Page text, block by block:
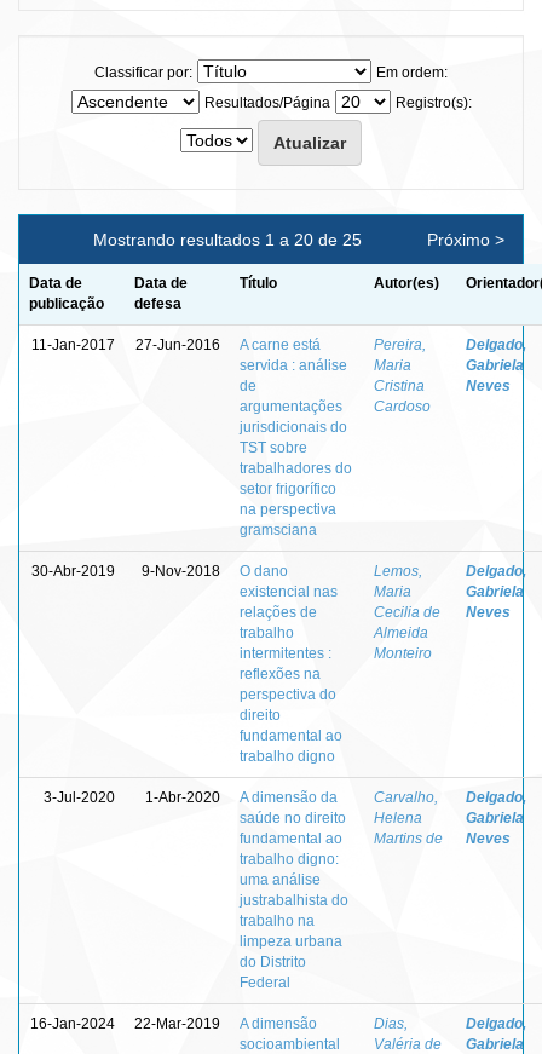
Classificar por:
Em ordem:
Resultados/Página
Registro(s):
Mostrando resultados 1 a 20 de 25 Próximo >
Data de
publicação
Data de
defesa
Título Autor(es)
11-Jan-2017 27-Jun-2016
A carne está
servida : análise
de
argumentações
jurisdicionais do
TST sobre
trabalhadores do
setor frigorífico
na perspectiva
gramsciana
Pereira,
Maria
Cristina
Cardoso
Delgado,
Gabriela
Neves
30-Abr-2019 9-Nov-2018
O dano
existencial nas
relações de
trabalho
intermitentes :
reflexões na
perspectiva do
direito
fundamental ao
trabalho digno
Lemos,
Maria
Cecilia de
Almeida
Monteiro
Delgado,
Gabriela
Neves
3-Jul-2020 1-Abr-2020
A dimensão da
saúde no direito
fundamental ao
trabalho digno:
uma análise
justrabalhista do
trabalho na
limpeza urbana
do Distrito
Federal
Carvalho,
Helena
Martins de
Delgado,
Gabriela
Neves
16-Jan-2024 22-Mar-2019
A dimensão
socioambiental
Dias,
Valéria de
Delgado,
Gabriela